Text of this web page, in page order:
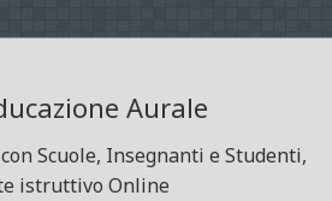
Aurale
Scuole, Insegnanti e Studenti,
istruttivo Online